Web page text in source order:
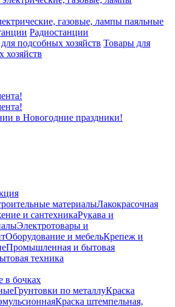
газовые, лампы паяльные
Радиостанции
Товары для
хозяйств
в Новогодние праздники!
материалыЛакокрасочная
и сантехникаРукава и
Электротовары и
Оборудование и мебельКрепеж и
Промышленная и бытовая
техника
в бочках
Грунтовки по металлуКраска
Краска штемпельная,